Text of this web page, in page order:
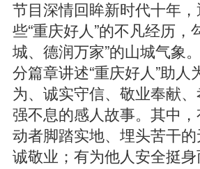
节目深情回眸新时代十年
些“重庆好人”的不凡经历，
城、德润万家”的山城气象
分篇章讲述“重庆好人”助人
为、诚实守信、敬业奉献
强不息的感人故事。其中
动者脚踏实地、埋头苦干
诚敬业；有为他人安全挺